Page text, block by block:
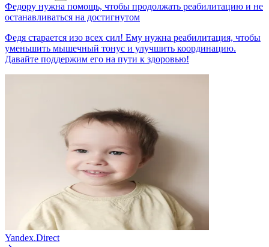
Федору нужна помощь, чтобы продолжать реабилитацию и не
останавливаться на достигнутом
Федя старается изо всех сил! Ему нужна реабилитация, чтобы
уменьшить мышечный тонус и улучшить координацию.
Давайте поддержим его на пути к здоровью!
Yandex.Direct